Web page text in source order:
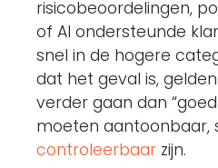
risicobeoordelingen,
of AI ondersteunde
snel in de hogere
dat het geval is,
verder gaan dan
moeten aantoonbaar,
controleerbaar zijn.